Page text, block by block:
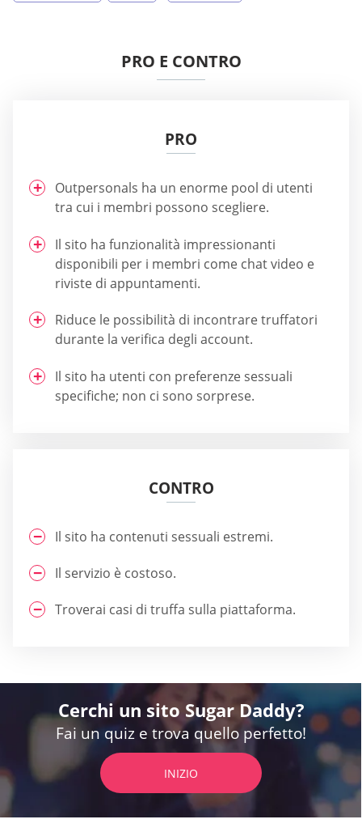
PRO E CONTRO
PRO
Outpersonals ha un enorme pool di utenti
tra cui i membri possono scegliere.
Il sito ha funzionalità impressionanti
disponibili per i membri come chat video e
riviste di appuntamenti.
Riduce le possibilità di incontrare truffatori
durante la verifica degli account.
Il sito ha utenti con preferenze sessuali
specifiche; non ci sono sorprese.
CONTRO
Il sito ha contenuti sessuali estremi.
Il servizio è costoso.
Troverai casi di truffa sulla piattaforma.
Cerchi un sito Sugar Daddy?
Fai un quiz e trova quello perfetto!
INIZIO